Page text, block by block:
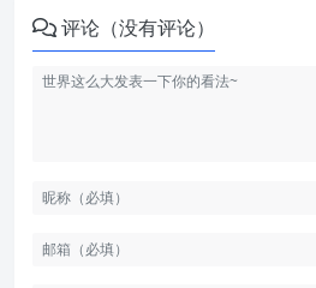
评论（没有评论）